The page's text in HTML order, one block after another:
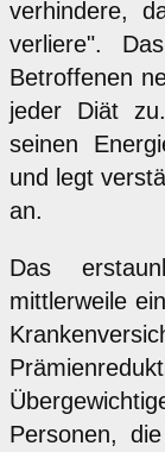
verhindere,
verliere".
Betroffenen
jeder Diät
seinen
und legt
an.
Das
mittlerweile
Personen,